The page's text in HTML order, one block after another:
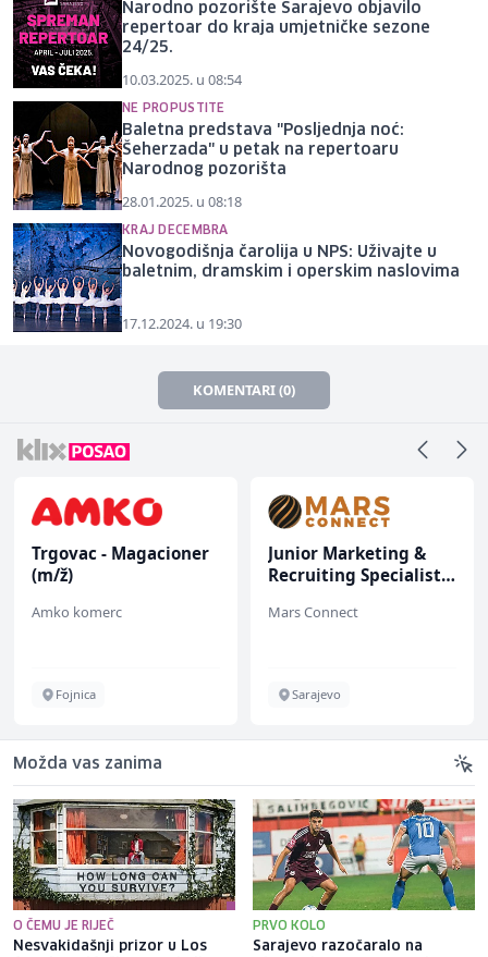
Narodno pozorište Sarajevo objavilo
repertoar do kraja umjetničke sezone
24/25.
10.03.2025. u 08:54
NE PROPUSTITE
Baletna predstava "Posljednja noć:
Šeherzada" u petak na repertoaru
Narodnog pozorišta
28.01.2025. u 08:18
KRAJ DECEMBRA
Novogodišnja čarolija u NPS: Uživajte u
baletnim, dramskim i operskim naslovima
17.12.2024. u 19:30
KOMENTARI (0)
Trgovac - Magacioner
(m/ž)
Amko komerc
Fojnica
Junior Marketing &
Recruiting Specialist
Mars Connect
Sarajevo
Možda vas zanima
O ČEMU JE RIJEČ
Nesvakidašnji prizor u Los
PRVO KOLO
Sarajevo razočaralo na